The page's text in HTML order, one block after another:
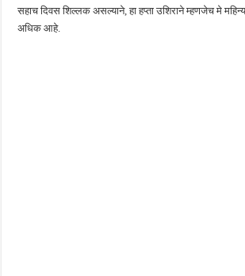
सहाच दिवस शिल्लक असल्याने, हा हप्ता उशिराने म्हणजेच मे
अधिक आहे.